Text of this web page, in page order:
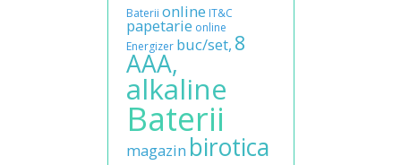
Baterii online IT&C
papetarie online
Energizer buc/set, 8
AAA,
alkaline
Baterii
magazin birotica